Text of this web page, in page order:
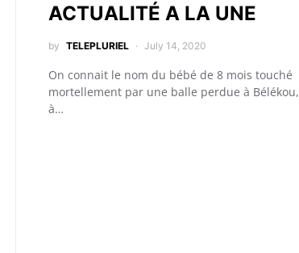
ACTUALITÉ A LA UNE
by TELEPLURIEL July 14, 2020
On connait le nom du bébé de 8 mois touché
mortellement par une balle perdue à Bélékou,
à…